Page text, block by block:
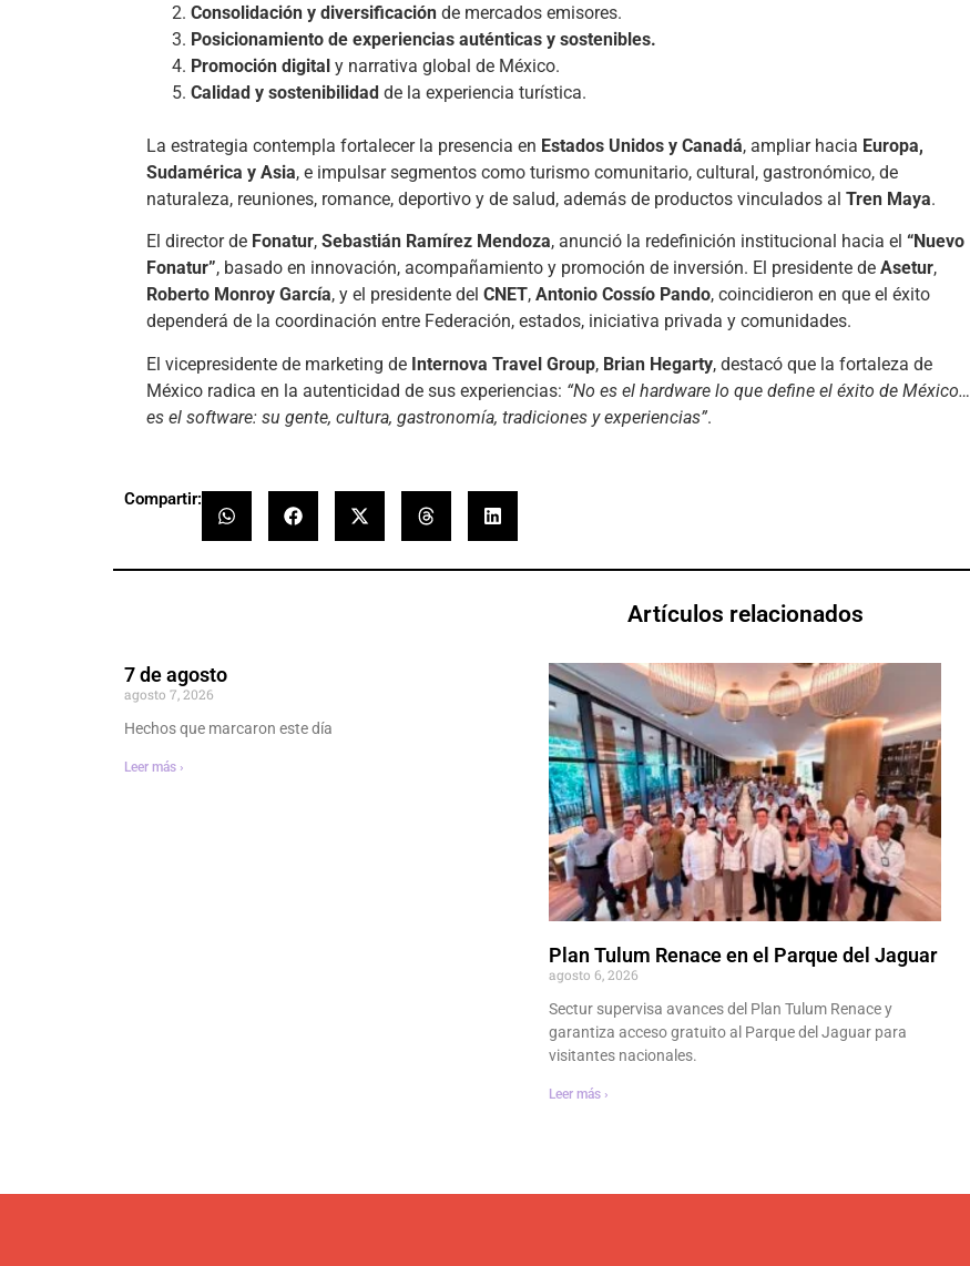
Consolidación y diversificación de mercados emisores.
Posicionamiento de experiencias auténticas y sostenibles.
Promoción digital y narrativa global de México.
Calidad y sostenibilidad de la experiencia turística.
La estrategia contempla fortalecer la presencia en Estados Unidos y Canadá, ampliar hacia Europa,
Sudamérica y Asia, e impulsar segmentos como turismo comunitario, cultural, gastronómico, de
naturaleza, reuniones, romance, deportivo y de salud, además de productos vinculados al Tren Maya.
El director de Fonatur, Sebastián Ramírez Mendoza, anunció la redefinición institucional hacia el “Nuevo
Fonatur”, basado en innovación, acompañamiento y promoción de inversión. El presidente de Asetur,
Roberto Monroy García, y el presidente del CNET, Antonio Cossío Pando, coincidieron en que el éxito
dependerá de la coordinación entre Federación, estados, iniciativa privada y comunidades.
El vicepresidente de marketing de Internova Travel Group, Brian Hegarty, destacó que la fortaleza de
México radica en la autenticidad de sus experiencias: “No es el hardware lo que define el éxito de México…
es el software: su gente, cultura, gastronomía, tradiciones y experiencias”.
Compartir:
Artículos relacionados
7 de agosto
agosto 7, 2026
Hechos que marcaron este día
Leer más ›
Plan Tulum Renace en el Parque del Jaguar
agosto 6, 2026
Sectur supervisa avances del Plan Tulum Renace y
garantiza acceso gratuito al Parque del Jaguar para
visitantes nacionales.
Leer más ›